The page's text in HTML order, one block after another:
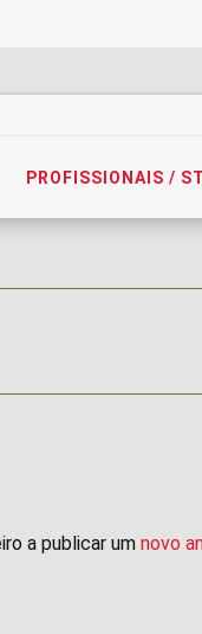
PROFISSIONAIS /
a publicar um novo